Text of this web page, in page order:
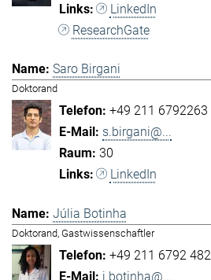
LinkedIn
ResearchGate
Saro Birgani
Doktorand
+49 211 6792263
s.birgani@...
30
LinkedIn
Júlia Botinha
Doktorand, Gastwissenschaftler
+49 211 6792 482
j.botinha@...